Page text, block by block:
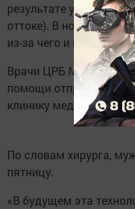
результате улучшения
оттоке). В ноге
из-за чего и
Врачи ЦРБ
помощи отправили
клинику
По словам хирурга,
пятницу.
«В будущем эта